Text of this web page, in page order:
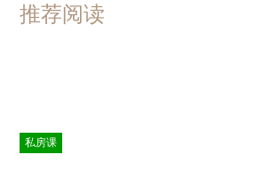
推荐阅读
私房课